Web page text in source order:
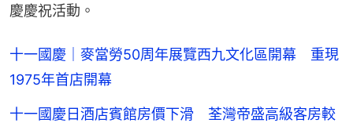
慶慶祝活動。
十一國慶｜麥當勞50周年展覽西九文化區開幕 重現
1975年首店開幕
十一國慶日酒店賓館房價下滑 荃灣帝盛高級客房較